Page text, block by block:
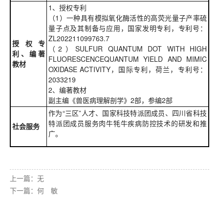
授权专
利、编著
教材
1、授权专利
（1）一种具有模拟氧化酶活性的高荧光量子产率硫
量子点及其制备与应用，国家发明专利，专利号：
ZL202211099763.7
（2）SULFUR QUANTUM DOT WITH HIGH
FLUORESCENCEQUANTUM YIELD AND MIMIC
OXIDASE ACTIVITY，国际专利，荷兰，专利号：
2033219
2、编著教材
副主编《兽医病理解剖学》2部，参编2部
社会服务
作为“三区”人才、国家科技特派团成员、四川省科技
特派团成员服务肉牛牦牛疾病防控技术的研发和推
广。
上一篇：无
下一篇： 何 敏